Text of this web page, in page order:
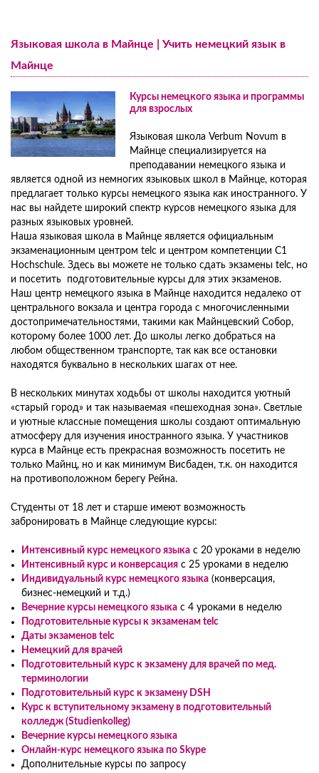
Онлайн-курс немецкого языка по Skype
Подготовительный курс к языковому экзамену на знание
НЕМЕЦКИЙ ДЛЯ ВРАЧЕЙ
Подготовка к языковому экзамену для стоматологов при
стоматологической ассоциации
Семейные программы
Программа полного погружения
Групповые поездки в Германию
Цены на групповые поездки в Германию
Дополнительные программы и курсы
Языковая школа в Майнце | Учить немецкий язык в
Майнце
Курсы немецкого языка и программы
для взрослых
Языковая школа Verbum Novum в
Майнце специализируется на
преподавании немецкого языка и
является одной из немногих языковых школ в Майнце, которая
предлагает только курсы немецкого языка как иностранного. У
нас вы найдете широкий спектр курсов немецкого языка для
разных языковых уровней.
Наша языковая школа в Майнце является официальным
экзаменационным центром telc и центром компетенции C1
Hochschule. Здесь вы можете не только сдать экзамены telc, но
и посетить подготовительные курсы для этих экзаменов.
Наш центр немецкого языка в Майнце находится недалеко от
центрального вокзала и центра города с многочисленными
достопримечательностями, такими как Майнцевский Собор,
которому более 1000 лет. До школы легко добраться на
любом общественном транспорте, так как все остановки
находятся буквально в нескольких шагах от нее.
В нескольких минутах ходьбы от школы находится уютный
«старый город» и так называемая «пешеходная зона». Светлые
и уютные классные помещения школы создают оптимальную
атмосферу для изучения иностранного языка. У участников
курса в Майнце есть прекрасная возможность посетить не
только Майнц, но и как минимум Висбаден, т.к. он находится
на противоположном берегу Рейна.
Студенты от 18 лет и старше имеют возможность
забронировать в Майнце следующие курсы:
Интенсивный курс немецкого языка с 20 уроками в неделю
Интенсивный курс и конверсация с 25 уроками в неделю
Индивидуальный курс немецкого языка (конверсация,
бизнес-немецкий и т.д.)
Вечерние курсы немецкого языка с 4 уроками в неделю
Подготовительные курсы к экзаменам telc
Даты экзаменов telc
Немецкий для врачей
Подготовительный курс к экзамену для врачей по мед.
терминологии
Подготовительный курс к экзамену DSH
Курс к вступительному экзамену в подготовительный
колледж (Studienkolleg)
Вечерние курсы немецкого языка
Онлайн-курс немецкого языка по Skype
Дополнительные курсы по запросу